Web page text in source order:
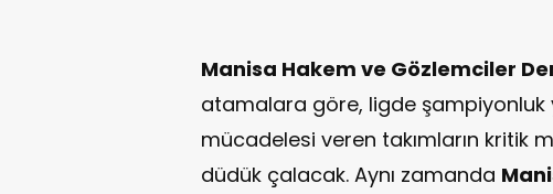
Manisa Hakem ve Gözlemciler
atamalara göre, ligde şampiyonluk
mücadelesi veren takımların kritik
düdük çalacak. Aynı zamanda